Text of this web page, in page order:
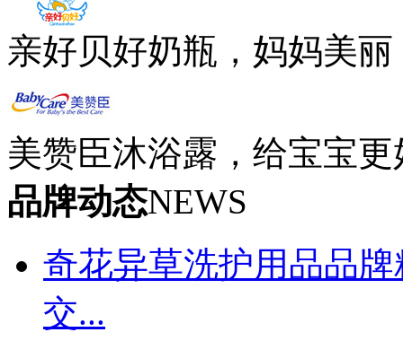
亲好贝好奶瓶，妈妈美
美赞臣沐浴露，给宝宝
品牌动态NEWS
奇花异草洗护用品品
交...